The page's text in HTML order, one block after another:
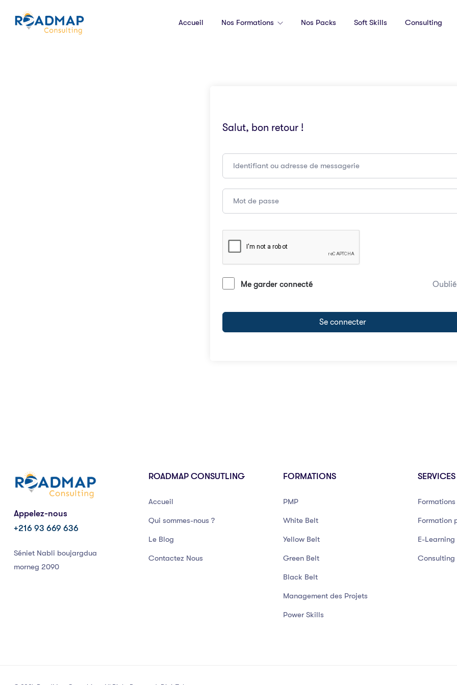
Accueil Nos Formations Nos Packs Soft Skills Consulting
Salut, bon retour !
Me garder connecté
Se connecter
Appelez-nous
+216 93 669 636
Séniet Nabli boujargdua
morneg 2090
ROADMAP CONSUTLING
Accueil
Qui sommes-nous ?
Le Blog
Contactez Nous
FORMATIONS
PMP
White Belt
Yellow Belt
Green Belt
Black Belt
Management des Projets
Power Skills
SERVICES
Formation
E-Learning
Consulting